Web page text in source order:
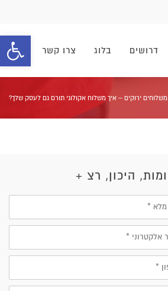
פתח דרושים בלוג צרו קשר
משלוחים ירוקים – איך משלוח אקולוגי תורם גם לעסק שלך?
היכון, רצ +